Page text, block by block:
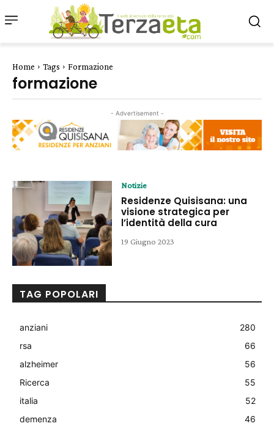
Home Tags Formazione
formazione
- Advertisement -
Notizie
Residenze Quisisana: una
visione strategica per
l’identità della cura
19 Giugno 2023
TAG POPOLARI
anziani
280
rsa
66
alzheimer
56
Ricerca
55
italia
52
demenza
46